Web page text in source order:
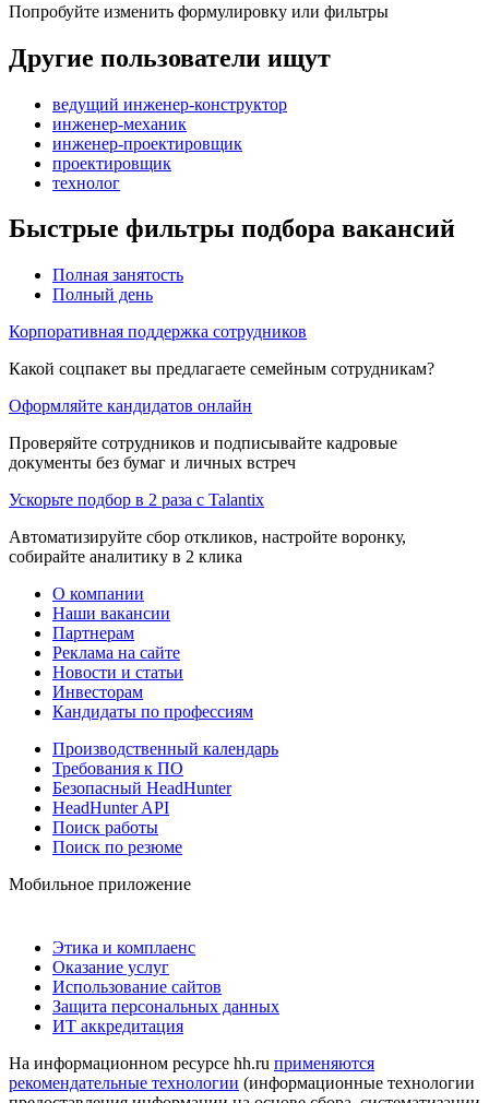
Попробуйте изменить формулировку или фильтры
Другие пользователи ищут
ведущий инженер-конструктор
инженер-механик
инженер-проектировщик
проектировщик
технолог
Быстрые фильтры подбора вакансий
Полная занятость
Полный день
Корпоративная поддержка сотрудников
Какой соцпакет вы предлагаете семейным сотрудникам?
Оформляйте кандидатов онлайн
Проверяйте сотрудников и подписывайте кадровые
документы без бумаг и личных встреч
Ускорьте подбор в 2 раза с Talantix
Автоматизируйте сбор откликов, настройте воронку,
собирайте аналитику в 2 клика
О компании
Наши вакансии
Партнерам
Реклама на сайте
Новости и статьи
Инвесторам
Кандидаты по профессиям
Производственный календарь
Требования к ПО
Безопасный HeadHunter
HeadHunter API
Поиск работы
Поиск по резюме
Мобильное приложение
Этика и комплаенс
Оказание услуг
Использование сайтов
Защита персональных данных
ИТ аккредитация
На информационном ресурсе hh.ru применяются
рекомендательные технологии (информационные технологии